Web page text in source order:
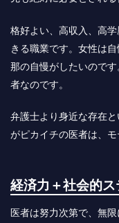
格好よい、高収入、高
きる職業です。女性は
那の自慢がしたいので
者なのです。
弁護士より身近な存在
がピカイチの医者は、モ
経済力＋社会的
医者は努力次第で、無